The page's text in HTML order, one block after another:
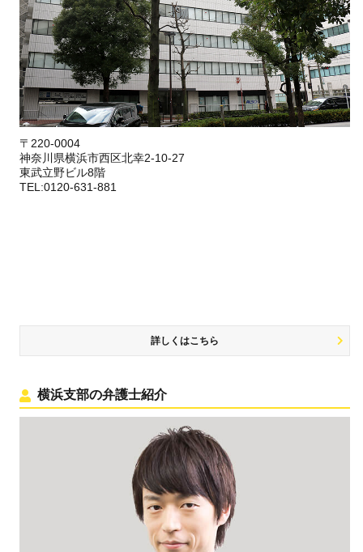
〒220-0004
神奈川県横浜市西区北幸2-10-27
東武立野ビル8階
TEL:0120-631-881
詳しくはこちら
横浜支部の弁護士紹介